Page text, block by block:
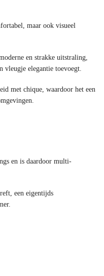
maar ook visueel
en strakke uitstraling,
elegantie toevoegt.
met chique, waardoor het een
en is daardoor multi-
een eigentijds